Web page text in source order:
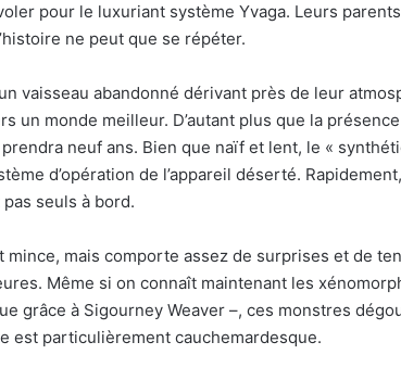
pour le luxuriant système Yvaga. Leurs
ne peut que se répéter.
vaisseau abandonné dérivant près de leur
un monde meilleur. D’autant plus que la
neuf ans. Bien que naïf et lent, le «
d’opération de l’appareil déserté.
seuls à bord.
mince, mais comporte assez de surprises et de
Même si on connaît maintenant les
grâce à Sigourney Weaver –, ces monstres
est particulièrement cauchemardesque.